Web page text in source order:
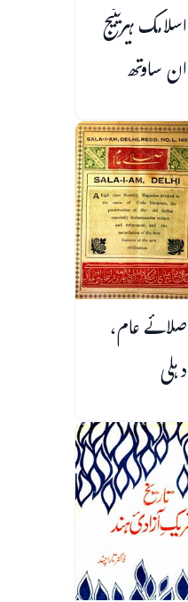
اسلامک ہیریٹیج
ان ساوتھ
ایشین سب
کونٹینینٹ
صلائے عام،
دہلی